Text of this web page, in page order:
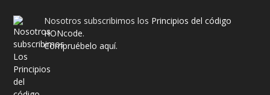
Nosotros subscribimos los Principios del código
HONcode.
Compruébelo aquí.